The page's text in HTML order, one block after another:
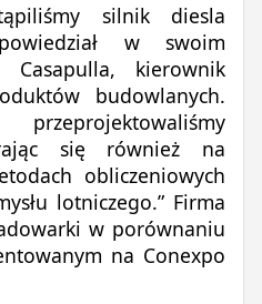
silnik diesla
w swoim
Casapulla, kierownik
budowlanych.
się również na
obliczeniowych
lotniczego.” Firma
w porównaniu
na Conexpo